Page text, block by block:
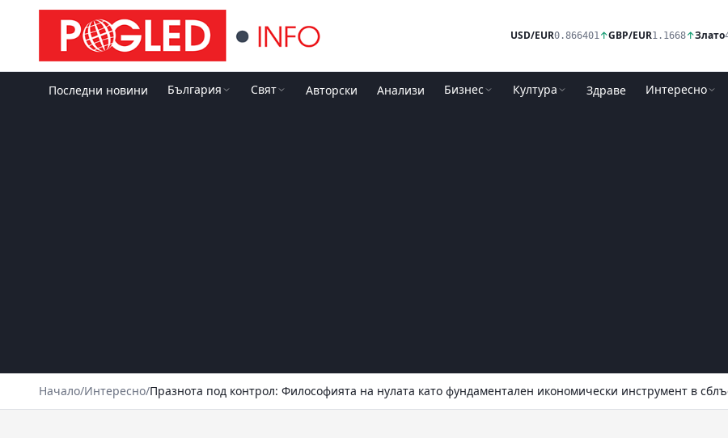
USD/EUR0.866401↑GBP/EUR1.1668↑Злато
Последни новини България Свят Авторски Анализи Бизнес Култура Здраве Интересно
Начало/Интересно/Празнота под контрол: Философията на нулата като фундаментален икономически инструмент в